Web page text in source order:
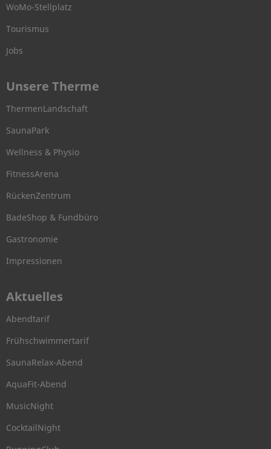
WoMo-Stellplatz
Tourismus
Jobs
Unsere Therme
ThermenLandschaft
SaunaPark
Wellness & Physio
FitnessArena
RückenZentrum
BadeShop & Fundbüro
Gastronomie
Impressionen
Aktuelles
Abendtarif
Frühschwimmertarif
SaunaRelax-Abend
AquaFit-Abend
MusicNight
CocktailNight